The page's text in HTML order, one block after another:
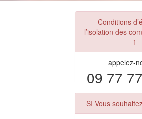
Conditions
l’isolation des
1
appelez-
09 77
SI Vous